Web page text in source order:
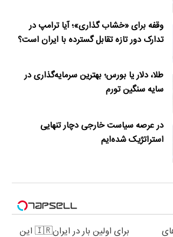
وقفه برای «خشاب گذاری»؛ آیا ترامپ در
تدارک دور تازه تقابل گسترده با ایران است؟
طلا، دلار یا بورس؛ بهترین سرمایه‌گذاری در
سایه سنگین تورم
در عرصه سیاست خارجی دچار تنهایی
استراتژیک شده‌ایم
برای اولین بار در ایران🇮🇷 این